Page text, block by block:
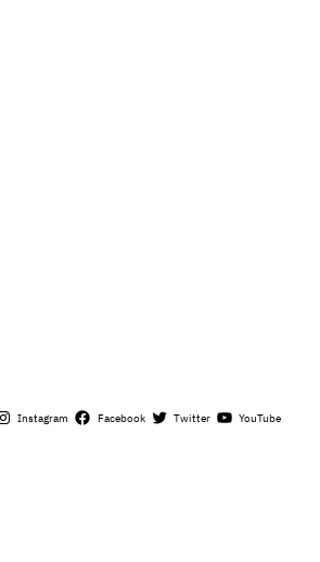
Instagram Facebook Twitter YouTube